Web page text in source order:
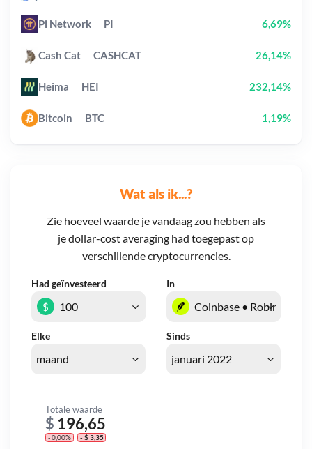
Wat als ik...?
Zie hoeveel waarde je vandaag zou hebben als
je dollar-cost averaging had toegepast op
verschillende cryptocurrencies.
Had geïnvesteerd In
Elke Sinds
$
Totale waarde
$ 196,65
- 0,00% - $ 3,35
Pi Network PI 6,69%
Cash Cat CASHCAT 26,14%
Heima HEI 232,14%
Bitcoin BTC 1,19%